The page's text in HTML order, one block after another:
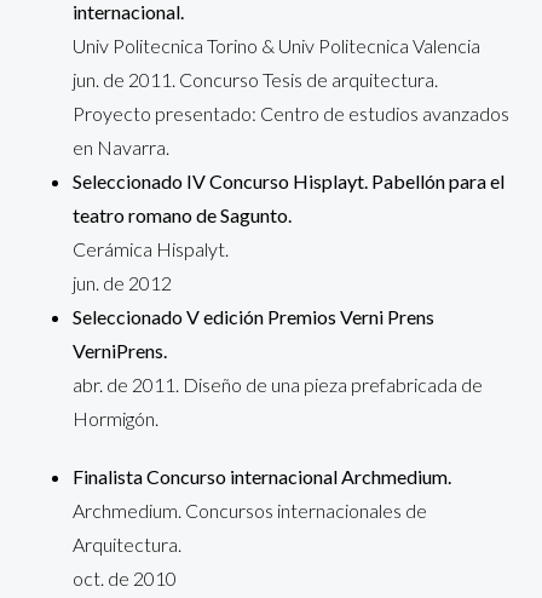
internacional.
Univ Politecnica Torino & Univ Politecnica Valencia
jun. de 2011. Concurso Tesis de arquitectura.
Proyecto presentado: Centro de estudios avanzados
en Navarra.
Seleccionado IV Concurso Hisplayt. Pabellón para el
teatro romano de Sagunto.
Cerámica Hispalyt.
jun. de 2012
Seleccionado V edición Premios Verni Prens
VerniPrens.
abr. de 2011. Diseño de una pieza prefabricada de
Hormigón.
Finalista Concurso internacional Archmedium.
Archmedium. Concursos internacionales de
Arquitectura.
oct. de 2010